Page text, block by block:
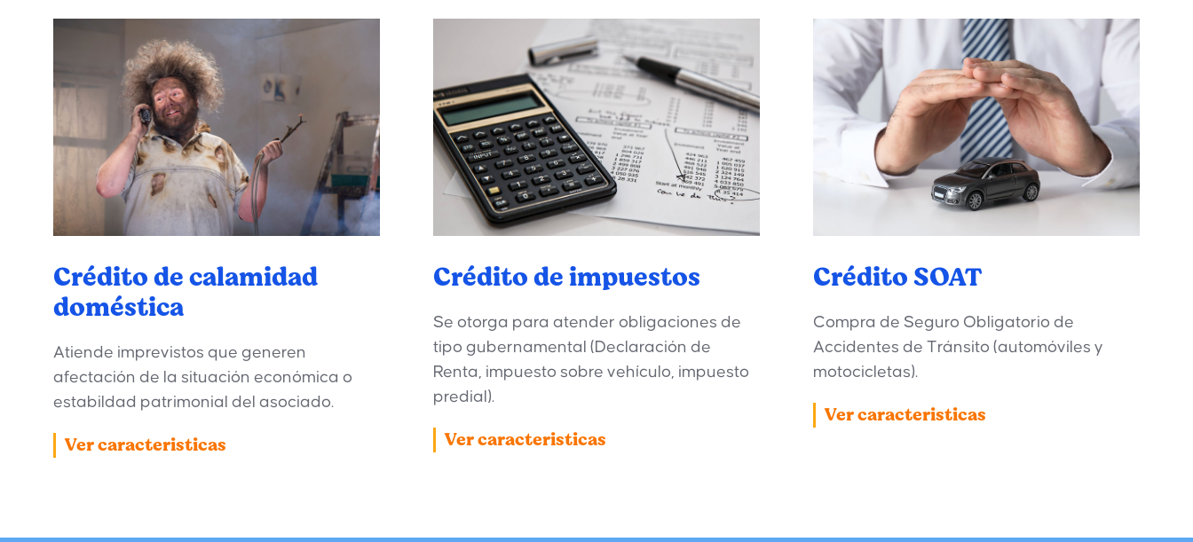
Crédito de calamidad
doméstica
Atiende imprevistos que generen
afectación de la situación económica o
estabildad patrimonial del asociado.
Ver caracteristicas
Crédito de impuestos
Se otorga para atender obligaciones de
tipo gubernamental (Declaración de
Renta, impuesto sobre vehículo, impuesto
predial).
Ver caracteristicas
Crédito SOAT
Compra de Seguro Obligatorio de
Accidentes de Tránsito (automóviles y
motocicletas).
Ver caracteristicas